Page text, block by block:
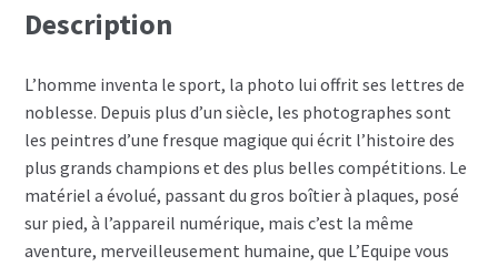
Description
L’homme inventa le sport, la photo lui offrit ses lettres de
noblesse. Depuis plus d’un siècle, les photographes sont
les peintres d’une fresque magique qui écrit l’histoire des
plus grands champions et des plus belles compétitions. Le
matériel a évolué, passant du gros boîtier à plaques, posé
sur pied, à l’appareil numérique, mais c’est la même
aventure, merveilleusement humaine, que L’Equipe vous